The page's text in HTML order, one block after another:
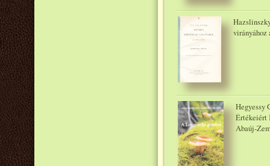
virányához
Hegyessy
Értékeiért
Abaúj-